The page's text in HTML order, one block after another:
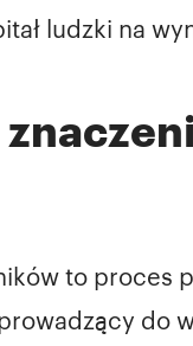
ludzki na
to proces
do